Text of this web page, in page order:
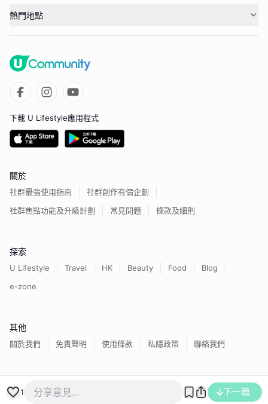
1 下一篇
熱門地點
下載 U Lifestyle應用程式
關於
社群最強使用指南
社群創作有價企劃
社群焦點功能及升級計劃
常見問題 條款及細則
探索
U Lifestyle Travel HK Beauty Food
Blog
e-zone
其他
關於我們 免責聲明 使用條款 私隱政策 聯絡我們
香港經濟日報版權所有©